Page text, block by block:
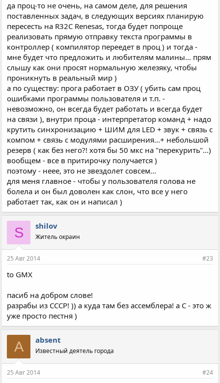
да проц-то не очень, на самом деле, для решения
поставленных задач, в следующих версиях планирую
пересесть на R32C Renesas, тогда будет попроще
реализовать прямую отправку текста программы в
контроллер ( компилятор переедет в проц ) и тогда -
мне будет что предложить и любителям малины... прям
слышу как они просят нормальную железяку, чтобы
проникнуть в реальный мир )
а по существу: прога работает в ОЗУ ( убить сам проц
ошибками программы пользователя и т.п. -
невозможно, он всегда будет работать и всегда будет
на связи ), внутри проца - интерпретатор команд + надо
крутить синхронизацию + ШИМ для LED + звук + связь с
компом + связь с модулями расширения...+ небольшой
резерв ( как без него?! хотя бы 50 мкс на "перекурить"...)
вообщем - все в притирочку получается )
поэтому - неее, это не звездолет совсем...
для меня главное - чтобы у пользователя голова не
болела и он был доволен как слон, что все у него
работает так, как он и написал )
S shilov
Житель окраин
25 Авг 2014 #23
to GMX
пасиб на добром слове!
разрабы из СССР! )) а куда там без ассемблера! а С - это ж
уже просто пестня )
A absent
Известный деятель города
25 Авг 2014 #24